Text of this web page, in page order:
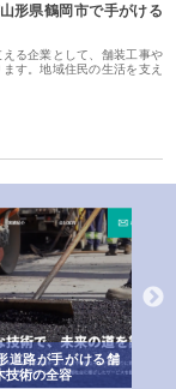
形県鶴岡市で手がける
る企業として、舗装工事や
す。地域住民の生活を支え
道路が手がける舗
技術の全容